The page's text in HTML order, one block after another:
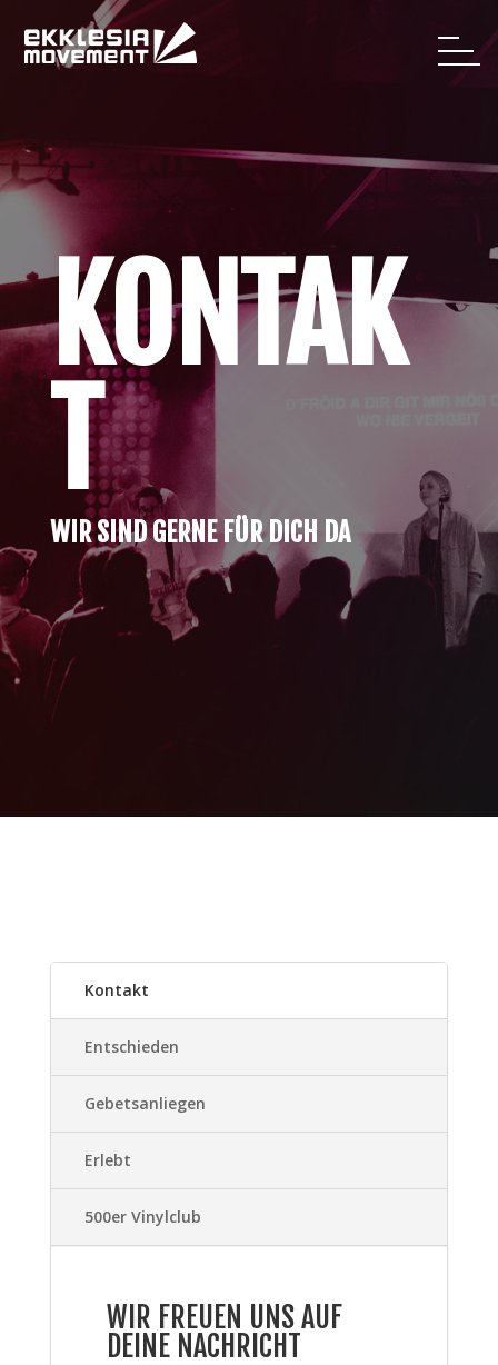
KONTAK
T
WIR SIND GERNE FÜR DICH DA
Kontakt
Entschieden
Gebetsanliegen
Erlebt
500er Vinylclub
WIR FREUEN UNS AUF
DEINE NACHRICHT